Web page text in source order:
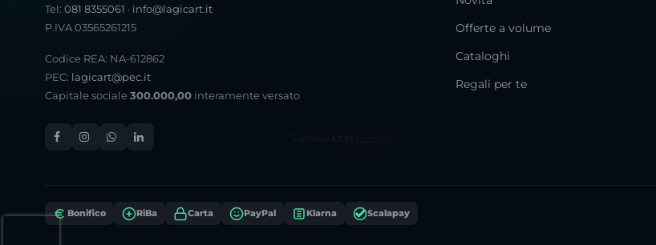
Tel: 081 8355061 · info@lagicart.it
P.IVA 03565261215
Codice REA: NA-612862
PEC: lagicart@pec.it
Capitale sociale 300.000,00 interamente versato
Offerte a volume
Cataloghi
Regali per te
Bonifico RiBa Carta PayPal Klarna Scalapay